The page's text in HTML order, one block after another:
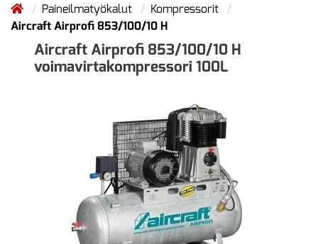
Paineilmatyökalut
Kompressorit
Aircraft Airprofi 853/100/10 H
Aircraft Airprofi 853/100/10 H
voimavirtakompressori 100L